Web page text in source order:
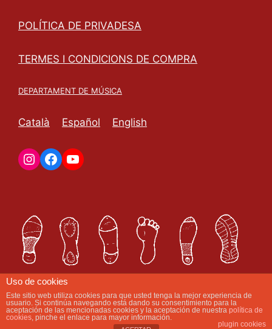
POLÍTICA DE PRIVADESA
TERMES I CONDICIONS DE COMPRA
DEPARTAMENT DE MÚSICA
Català Español English
Uso de cookies
Este sitio web utiliza cookies para que usted tenga la mejor experiencia de
usuario. Si continúa navegando está dando su consentimiento para la
aceptación de las mencionadas cookies y la aceptación de nuestra política de
cookies, pinche el enlace para mayor información.
plugin cookies